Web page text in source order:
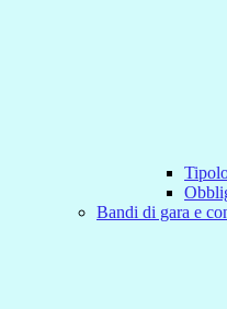
Bandi di gara e